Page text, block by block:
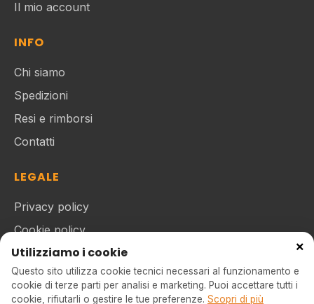
Il mio account
INFO
Chi siamo
Spedizioni
Resi e rimborsi
Contatti
LEGALE
Privacy policy
Cookie policy
Termini e condizioni
×
Utilizziamo i cookie
Questo sito utilizza cookie tecnici necessari al funzionamento e
cookie di terze parti per analisi e marketing. Puoi accettare tutti i
cookie, rifiutarli o gestire le tue preferenze. Scopri di più